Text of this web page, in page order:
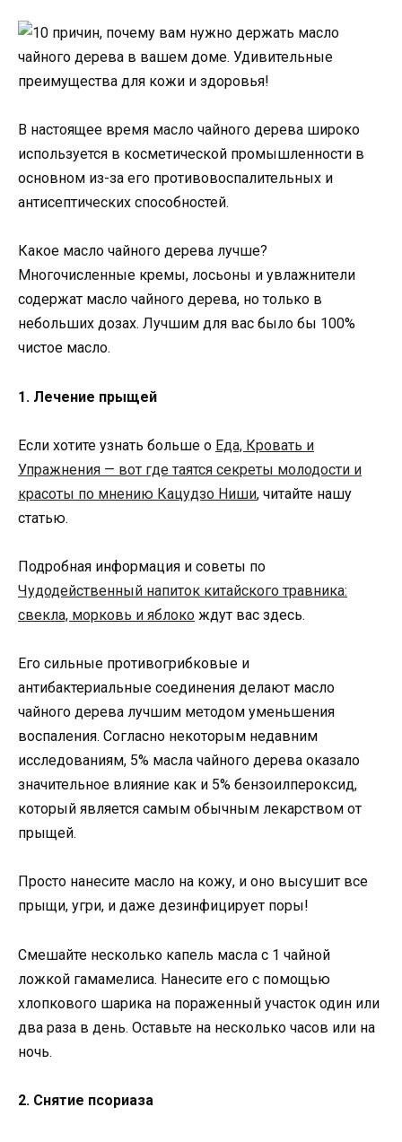
В настоящее время масло чайного дерева широко
используется в косметической промышленности в
основном из-за его противовоспалительных и
антисептических способностей.
Какое масло чайного дерева лучше?
Многочисленные кремы, лосьоны и увлажнители
содержат масло чайного дерева, но только в
небольших дозах. Лучшим для вас было бы 100%
чистое масло.
1. Лечение прыщей
Если хотите узнать больше о Еда, Кровать и
Упражнения — вот где таятся секреты молодости и
красоты по мнению Кацудзо Ниши, читайте нашу
статью.
Подробная информация и советы по
Чудодейственный напиток китайского травника:
свекла, морковь и яблоко ждут вас здесь.
Его сильные противогрибковые и
антибактериальные соединения делают масло
чайного дерева лучшим методом уменьшения
воспаления. Согласно некоторым недавним
исследованиям, 5% масла чайного дерева оказало
значительное влияние как и 5% бензоилпероксид,
который является самым обычным лекарством от
прыщей.
Просто нанесите масло на кожу, и оно высушит все
прыщи, угри, и даже дезинфицирует поры!
Смешайте несколько капель масла с 1 чайной
ложкой гамамелиса. Нанесите его с помощью
хлопкового шарика на пораженный участок один или
два раза в день. Оставьте на несколько часов или на
ночь.
2. Снятие псориаза